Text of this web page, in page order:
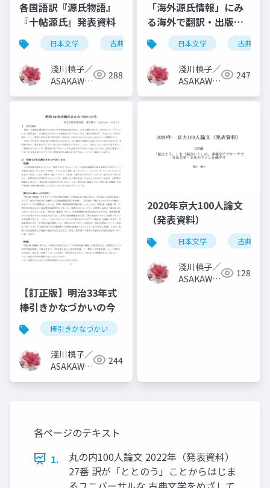
各国語訳『源氏物語』
『十帖源氏』発表資料
日本文学 古典文学 平安文学 源氏物語
淺川槙子／
ASAKAWA
288
「海外源氏情報」にみ
る海外で翻訳・出版さ
れた平安文学情報
日本文学 古典文学
淺川槙子／
ASAKAWA
247
【訂正版】明治33年式
棒引きかなづかいの今
棒引きかなづかい
淺川槙子／
ASAKAWA
244
2020年京大100人論文
（発表資料）
日本文学 古典文学
淺川槙子／
ASAKAWA
128
各ページのテキスト
1.
丸の内100人論文 2022年（発表資料）
27番 訳が「ととのう」ことからはじま